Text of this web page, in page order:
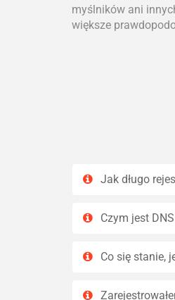
myślników ani
większe
Jak długo
Czym jest
Co się stanie,